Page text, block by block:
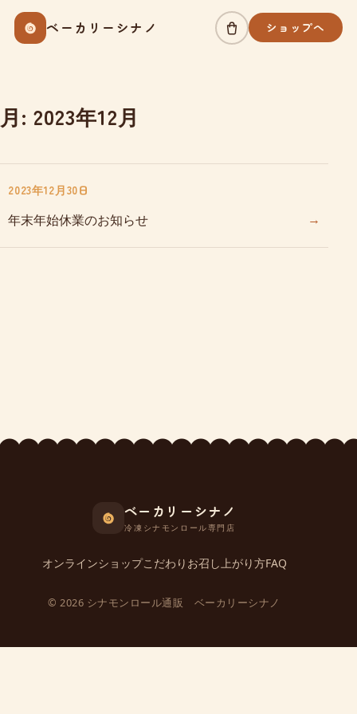
Skip
ベーカリーシナノ ショップへ
月:2023年12月
2023年12月30日
年末年始休業のお知らせ →
ベーカリーシナノ
冷凍シナモンロール専門店
オンラインショップこだわり お召し上がり方FAQ
© 2026 シナモンロール通販 ベーカリーシナノ